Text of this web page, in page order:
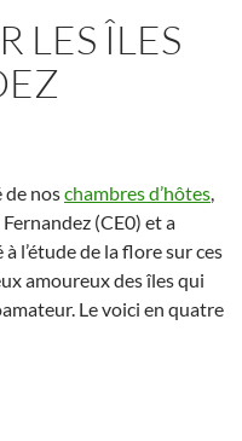
LES ÎLES
de noschambres d’hôtes,
(CE0) et a
l’étude de la flore sur ces
amoureux des îles qui
Le voici en quatre